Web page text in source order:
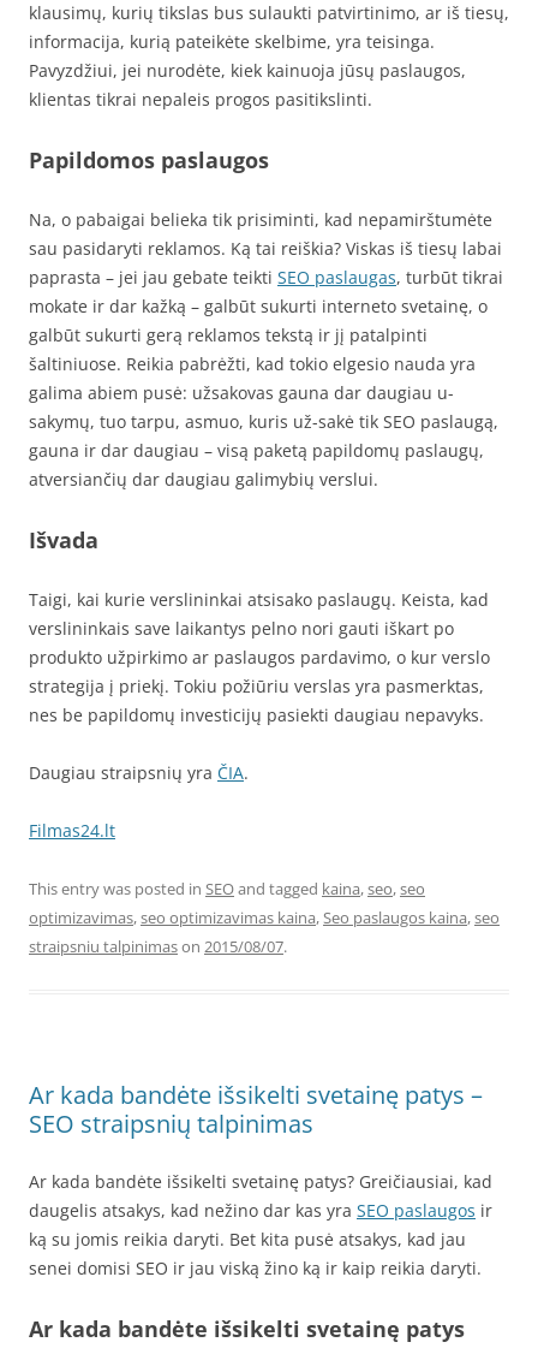
klausimų, kurių tikslas bus sulaukti patvirtinimo, ar iš tiesų,
informacija, kurią pateikėte skelbime, yra teisinga.
Pavyzdžiui, jei nurodėte, kiek kainuoja jūsų paslaugos,
klientas tikrai nepaleis progos pasitikslinti.
Papildomos paslaugos
Na, o pabaigai belieka tik prisiminti, kad nepamirštumėte
sau pasidaryti reklamos. Ką tai reiškia? Viskas iš tiesų labai
paprasta – jei jau gebate teikti SEO paslaugas, turbūt tikrai
mokate ir dar kažką – galbūt sukurti interneto svetainę, o
galbūt sukurti gerą reklamos tekstą ir jį patalpinti
šaltiniuose. Reikia pabrėžti, kad tokio elgesio nauda yra
galima abiem pusė: užsakovas gauna dar daugiau u-
sakymų, tuo tarpu, asmuo, kuris už-sakė tik SEO paslaugą,
gauna ir dar daugiau – visą paketą papildomų paslaugų,
atversiančių dar daugiau galimybių verslui.
Išvada
Taigi, kai kurie verslininkai atsisako paslaugų. Keista, kad
verslininkais save laikantys pelno nori gauti iškart po
produkto užpirkimo ar paslaugos pardavimo, o kur verslo
strategija į priekį. Tokiu požiūriu verslas yra pasmerktas,
nes be papildomų investicijų pasiekti daugiau nepavyks.
Daugiau straipsnių yra ČIA.
Filmas24.lt
This entry was posted in SEOand tagged kaina,seo,seo
optimizavimas,seo optimizavimas kaina,Seo paslaugos kaina,seo
straipsniu talpinimason 2015/08/07.
Ar kada bandėte išsikelti svetainę patys –
SEO straipsnių talpinimas
Ar kada bandėte išsikelti svetainę patys? Greičiausiai, kad
daugelis atsakys, kad nežino dar kas yra SEO paslaugos ir
ką su jomis reikia daryti. Bet kita pusė atsakys, kad jau
senei domisi SEO ir jau viską žino ką ir kaip reikia daryti.
Ar kada bandėte išsikelti svetainę patys